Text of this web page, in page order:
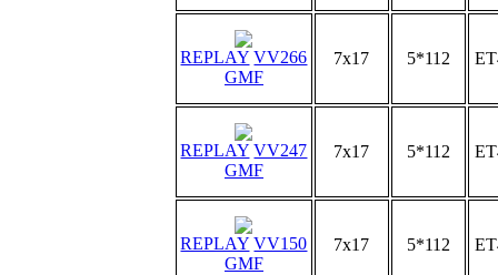
REPLAY VV266
GMF
7x17 5*112
REPLAY VV247
GMF
7x17 5*112
REPLAY VV150
GMF
7x17 5*112